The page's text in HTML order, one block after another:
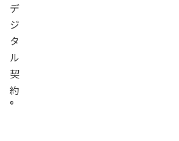
デ
ジ
タ
ル
契
約
®